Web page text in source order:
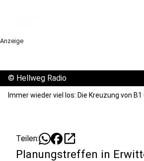
Anzeige
© Hellweg Radio
Immer wieder viel los: Die Kreuzung von
Teilen: open_in_new
Planungstreffen in